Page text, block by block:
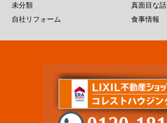
未分類
真面目な話
自社リフォーム
食事情報